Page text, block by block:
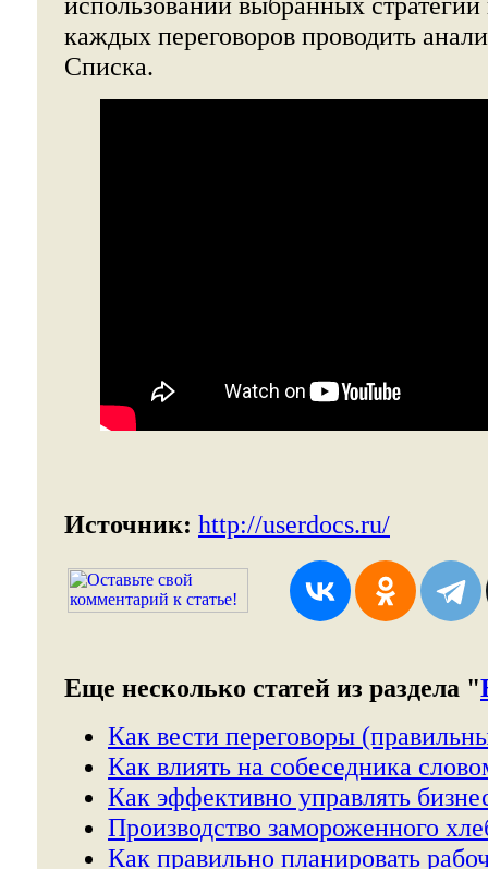
каждых переговоров проводить
Списка.
Источник: http://userdocs.ru/
Еще несколько статей из раздела "
Как вести переговоры
Как влиять на собеседника
Как эффективно управлять
Производство замороженного
Как правильно планировать